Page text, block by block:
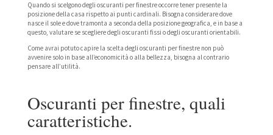
Quando si scelgono degli oscuranti per finestre occorre tener presente la
posizione della casa rispetto ai punti cardinali. Bisogna considerare dove
nasce il sole e dove tramonta a seconda della posizione geografica, e in base a
questo, valutare se scegliere degli oscuranti fissi o degli oscuranti orientabili.
Come avrai potuto capire la scelta degli oscuranti per finestre non può
avvenire solo in base all’economicità o alla bellezza, bisogna al contrario
pensare all’utilità.
Oscuranti per finestre, quali
caratteristiche.